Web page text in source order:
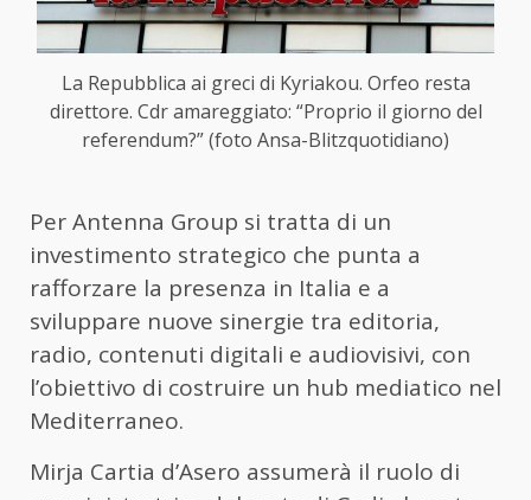
La Repubblica ai greci di Kyriakou. Orfeo resta
direttore. Cdr amareggiato: “Proprio il giorno del
referendum?” (foto Ansa-Blitzquotidiano)
Per Antenna Group si tratta di un
investimento strategico che punta a
rafforzare la presenza in Italia e a
sviluppare nuove sinergie tra editoria,
radio, contenuti digitali e audiovisivi, con
l’obiettivo di costruire un hub mediatico nel
Mediterraneo.
Mirja Cartia d’Asero assumerà il ruolo di